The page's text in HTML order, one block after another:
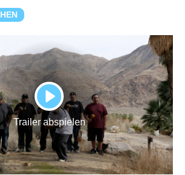
geht’s
PLAY
Trailer abspielen